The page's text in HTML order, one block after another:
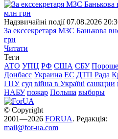
Надзвичайні події 07.08.2026
За екссекретаря МЗС Банькова
грн
Читати
Теги
АТО УПЦ РФ США СБУ
Донбасс Украина ЕС ДТП Рада
ГПУ суд війна в Україні санкции
НАБУ пожар Польша выборы
© Copyright
2001—2026 FORUA. Редакція:
mail@for-ua.com